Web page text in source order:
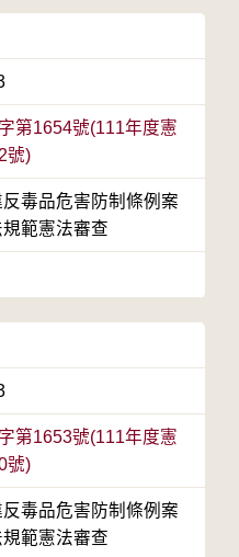
第1654號(111年度憲
號)
毒品危害防制條例案
範憲法審查
第1653號(111年度憲
號)
毒品危害防制條例案
範憲法審查